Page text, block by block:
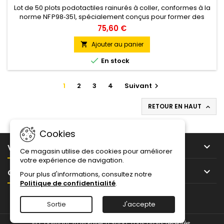
Lot de 50 plots podotactiles rainurés à coller, conformes à la
norme NF P98‑351, spécialement conçus pour former des
bandes d’éveil à la vigilance. En aluminium, Laiton ou Inox
303, ils offrent une surface rainurée antidérapante. Diamètre
25 mm, épaisseur 5 mm. Idéal pour sols intérieurs lisses :
béton, carrelage, moquette fine. Pose facile avec colle,...
75,60 €
 Ajouter au panier
 En stock
1 2 3 4 Suivant 
RETOUR EN HAUT 
VOTRE COMPTE 
CONTACT 
Cookies
Ce magasin utilise des cookies pour améliorer
votre expérience de navigation.
Pour plus d'informations, consultez notre
Politique de confidentialité.
Sortie J'accepte
FacebookTwitterYouTubePinterestInstagram